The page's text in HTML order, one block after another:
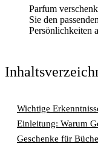
Parfum
Sie den
Persönlichkeiten
Wichtige
Einleitung: Warum
Geschenke für